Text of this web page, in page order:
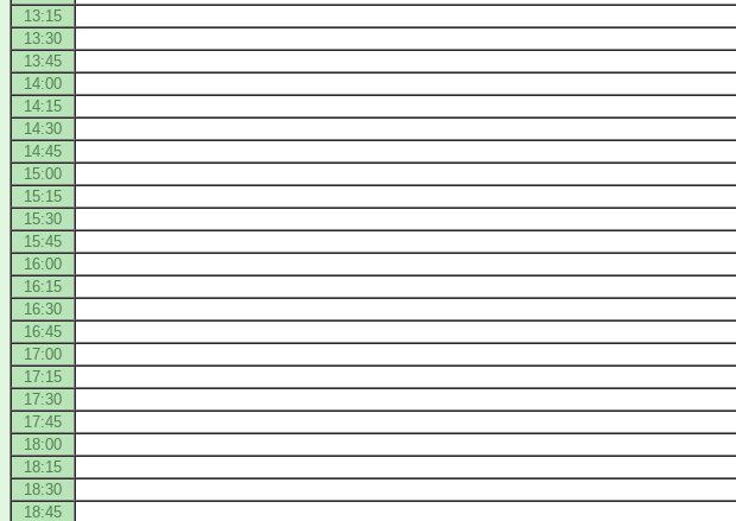
13:15
13:30
13:45
14:00
14:15
14:30
14:45
15:00
15:15
15:30
15:45
16:00
16:15
16:30
16:45
17:00
17:15
17:30
17:45
18:00
18:15
18:30
18:45